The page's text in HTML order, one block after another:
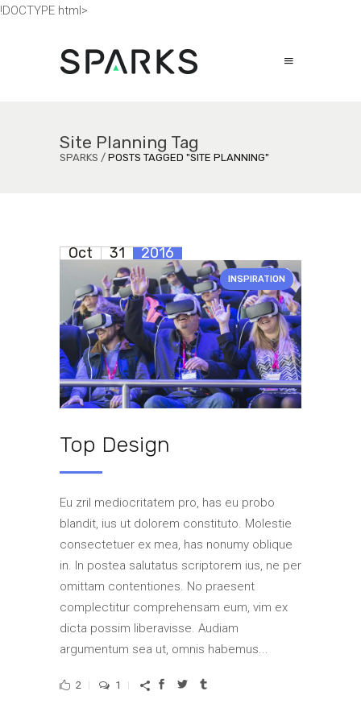
!DOCTYPE html>
Site Planning Tag
SPARKS / POSTS TAGGED "SITE PLANNING"
Oct 31 2016
INSPIRATION
Top Design
Eu zril mediocritatem pro, has eu probo
blandit, ius ut dolorem constituto. Molestie
consectetuer ex mea, has nonumy oblique
in. In postea salutatus scriptorem ius, ne per
omittam contentiones. No praesent
complectitur comprehensam eum, vim ex
dicta possim liberavisse. Audiam
argumentum sea ut, omnis habemus...
2 1